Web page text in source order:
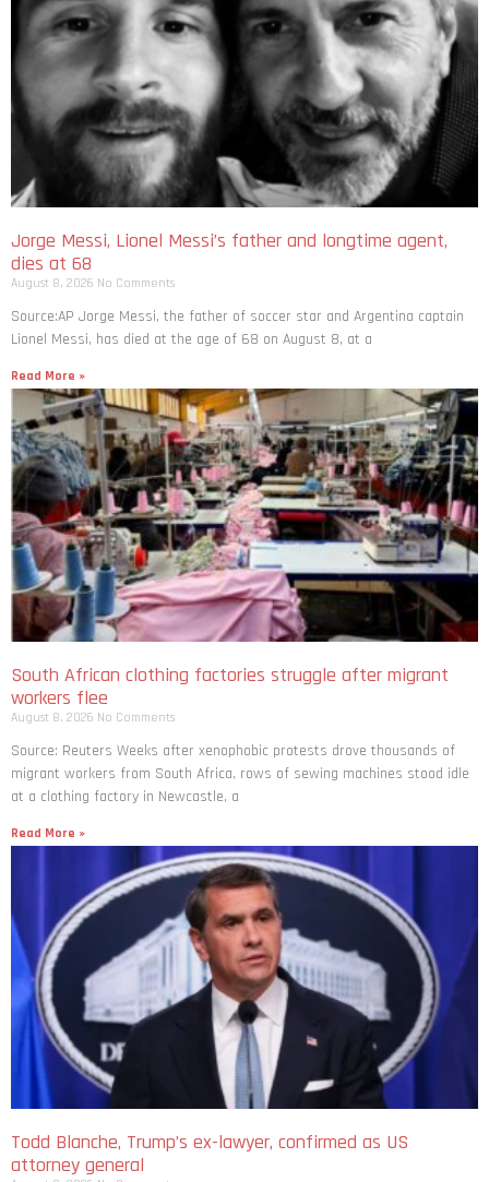
Jorge Messi, Lionel Messi’s father and longtime agent,
dies at 68
August 8, 2026 No Comments
Source:AP Jorge Messi, the father of soccer star and Argentina captain
Lionel Messi, has died at the age of 68 on August 8, at a
Read More »
South African clothing factories struggle after migrant
workers flee
August 8, 2026 No Comments
Source: Reuters Weeks after xenophobic protests drove thousands of
migrant workers from South ​Africa, rows of sewing machines stood idle
at a clothing factory in Newcastle, a
Read More »
Todd Blanche, Trump’s ex-lawyer, confirmed as US
attorney general